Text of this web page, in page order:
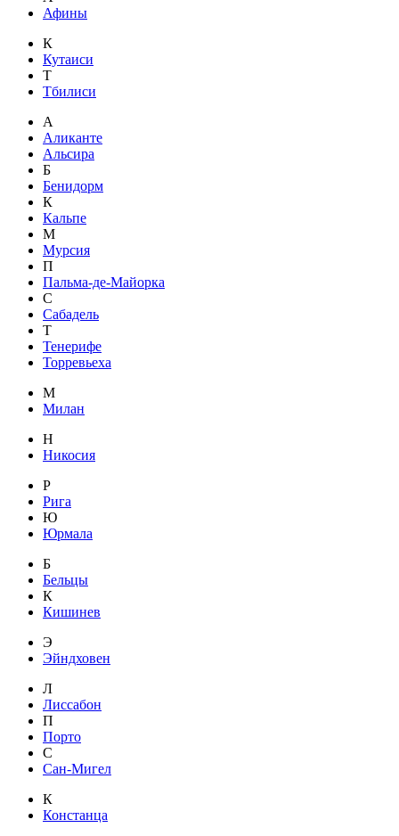
Афины
К
Кутаиси
Т
Тбилиси
А
Аликанте
Альсира
Б
Бенидорм
К
Кальпе
М
Мурсия
П
Пальма-де-Майорка
С
Сабадель
Т
Тенерифе
Торревьеха
М
Милан
Н
Никосия
Р
Рига
Ю
Юрмала
Б
Бельцы
К
Кишинев
Э
Эйндховен
Л
Лиссабон
П
Порто
С
Сан-Мигел
К
Констанца